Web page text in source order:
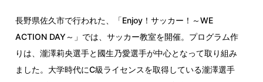
長野県佐久市で行われた、「Enjoy！サッカー！～WE
ACTION DAY～」では、サッカー教室を開催。プログラム作
りは、瀧澤莉央選手と國生乃愛選手が中心となって取り組み
ました。大学時代にC級ライセンスを取得している瀧澤選手